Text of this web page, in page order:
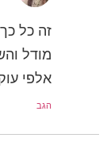
זה כל
מודל
אלפי
הגב